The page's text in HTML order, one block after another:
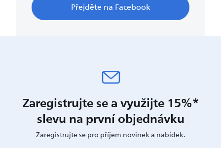
Přejděte na Facebook
Zaregistrujte se a využijte 15%*
slevu na první objednávku
Zaregistrujte se pro příjem novinek a nabídek.